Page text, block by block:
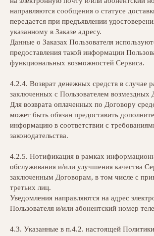
направляются сообщения о статусе
передается при предъявлении
указанному в Заказе адресу.
Данные о Заказах Пользователя
предоставления такой информации
функциональных возможностей Сервиса.
4.2.4. Возврат денежных средств в случае
заключенных с Пользователем возмездных
Для возврата оплаченных по Договору
может быть обязан предоставить
информацию в соответствии с
законодательства.
4.2.5. Нотификация в рамках
обслуживания и/или улучшения качества
заключенным Договорам, в том числе с
третьих лиц.
Уведомления направляются на адрес
Пользователя и/или абонентский номер
4.3. Указанные в п.4.2. настоящей